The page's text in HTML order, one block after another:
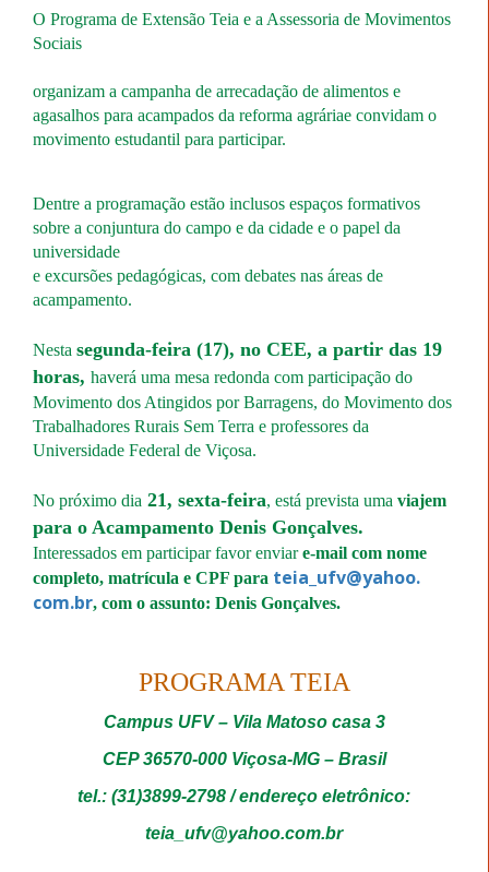
O Programa de Extensão Teia e a Assessoria de Movimentos
Sociais
organizam a campanha de arrecadação de alimentos e
agasalhos para acampados da reforma agráriae convidam o
movimento estudantil para participar.
Dentre a programação estão inclusos espaços formativos
sobre a conjuntura do campo e da cidade e o papel da
universidade
e excursões pedagógicas, com debates nas áreas de
acampamento.
Nesta segunda-feira (17), no CEE, a partir das 19
horas, haverá uma mesa redonda com participação do
Movimento dos Atingidos por Barragens, do Movimento dos
Trabalhadores Rurais Sem Terra e professores da
Universidade Federal de Viçosa.
No próximo dia 21, sexta-feira, está prevista uma viajem
para o Acampamento Denis Gonçalves.
Interessados em participar favor enviare-mail com nome
completo, matrícula e CPF para teia_ufv@yahoo.
com.br, com o assunto: Denis Gonçalves.
PROGRAMA TEIA
Campus UFV – Vila Matoso casa 3
CEP 36570-000 Viçosa-MG – Brasil
tel.: (31)3899-2798 / endereço eletrônico:
teia_ufv@yahoo.com.br